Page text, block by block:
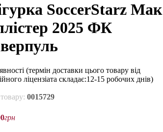
SoccerStarz Мак
2025 ФК
(термін доставки цього товару від
ліцензіата складає:12-15 робочих днів)
0015729
грн